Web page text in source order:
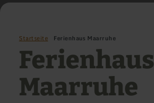
Startseite Ferienhaus Maarruhe
Ferienhaus
Maarruhe